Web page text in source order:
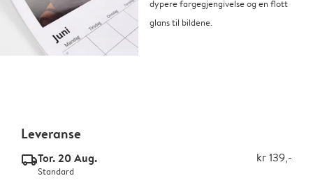
dypere fargegjengivelse og en flott
glans til bildene.
Leveranse
delivery_standard_v2Tor. 20 Aug. kr 139,-
Standard